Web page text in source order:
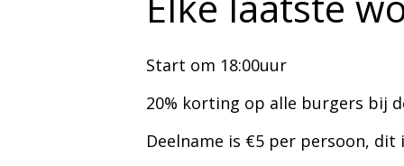
Start om 18:00uur
20% korting op alle burgers bij
Deelname is €5 per persoon,